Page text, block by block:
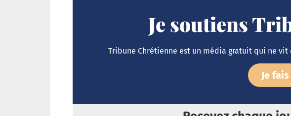
Je soutiens
Tribune Chrétienne est un média gratuit qui ne
Je